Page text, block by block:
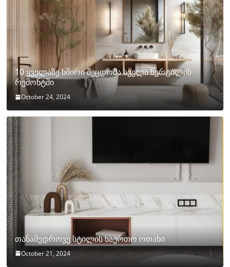
10 ყველაზე ხშირი შეცდომა სველი წერტილის
რემონტში
October 24, 2024
თანამედროვე სტილის საერთო ოთახი
October 21, 2024